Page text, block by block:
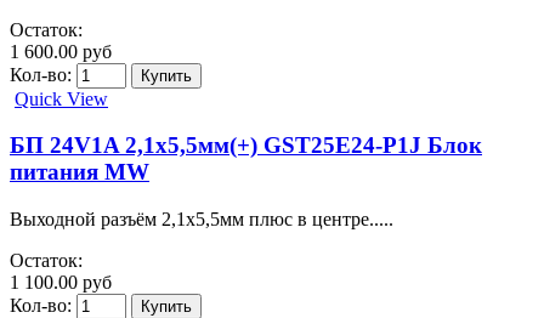
Остаток:
1 600.00 руб
Кол-во:
Quick View
БП 24V1A 2,1х5,5мм(+) GST25E24-P1J Блок
питания MW
Выходной разъём 2,1х5,5мм плюс в центре.....
Остаток:
1 100.00 руб
Кол-во: